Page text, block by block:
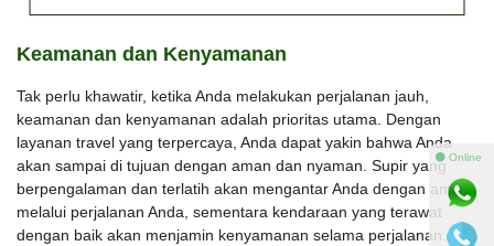
Keamanan dan Kenyamanan
Tak perlu khawatir, ketika Anda melakukan perjalanan jauh,
keamanan dan kenyamanan adalah prioritas utama. Dengan
layanan travel yang terpercaya, Anda dapat yakin bahwa Anda
akan sampai di tujuan dengan aman dan nyaman. Supir yang
berpengalaman dan terlatih akan mengantar Anda dengan aman
melalui perjalanan Anda, sementara kendaraan yang terawat
dengan baik akan menjamin kenyamanan selama perjalanan.
⚫ Online